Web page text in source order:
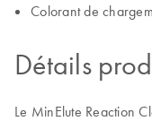
Colorant de
Détails
Le MinElute Reaction